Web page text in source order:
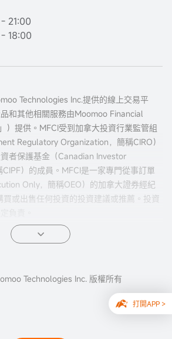
打開APP >
21:00
18:00
Technologies Inc.提供的線上交易平
和其他相關服務由Moomoo Financial
）提供。MFCI受到加拿大投資行業監管組
Regulatory Organization，簡稱CIRO）
者保護基金（Canadian Investor
）的成員。MFCI是一家專門從事訂單
Only，簡稱OEO）的加拿大證券經紀
買或出售任何投資的投資建議或推薦。投資
括可能的本金損失。過往的證券、市場或
易量和系統可用性可能會延遲賬戶訪問和
據僅供參考，歷史數據不應作為判斷未來
Technologies Inc. 版權所有